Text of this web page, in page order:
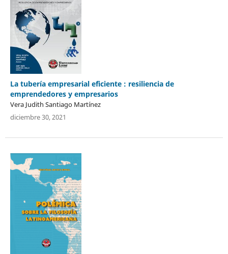
La tubería empresarial eficiente : resiliencia de
emprendedores y empresarios
Vera Judith Santiago Martínez
diciembre 30, 2021